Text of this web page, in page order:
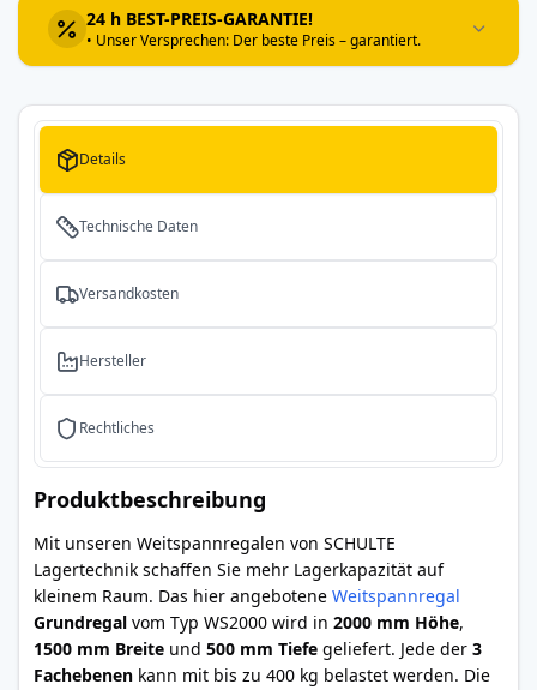
24 h BEST-PREIS-GARANTIE!
• Unser Versprechen: Der beste Preis – garantiert.
Details
Technische Daten
Versandkosten
Hersteller
Rechtliches
Produktbeschreibung
Mit unseren Weitspannregalen von SCHULTE
Lagertechnik schaffen Sie mehr Lagerkapazität auf
kleinem Raum. Das hier angebotene Weitspannregal
Grundregal vom Typ WS2000 wird in 2000 mm Höhe,
1500 mm Breite und 500 mm Tiefe geliefert. Jede der 3
Fachebenen kann mit bis zu 400 kg belastet werden. Die